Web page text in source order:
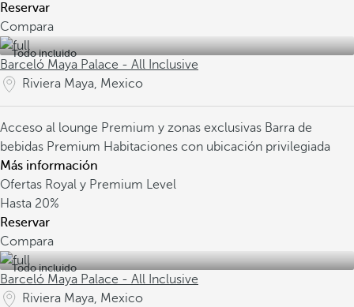
Reservar
Compara
Todo incluido
Barceló Maya Palace - All Inclusive
Riviera Maya, Mexico
Acceso al lounge Premium y zonas exclusivas Barra de
bebidas Premium Habitaciones con ubicación privilegiada
Más información
Ofertas Royal y Premium Level
Hasta 20%
Reservar
Compara
Todo incluido
Barceló Maya Palace - All Inclusive
Riviera Maya, Mexico